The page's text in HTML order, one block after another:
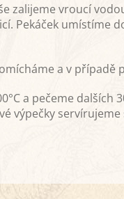
zalijeme vroucí
Pekáček umístíme
a v případě
a pečeme
výpečky